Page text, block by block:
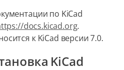
по KiCad
docs.kicad.org.
к KiCad версии 7.0.
KiCad